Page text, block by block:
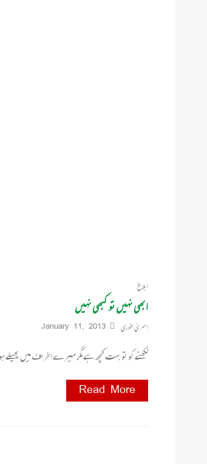
ابلاغ
ابھی نہیں تو کبھی نہیں
اسریٰ غوری January 11, 2013
لکھنے کو تو بہت کچھ ہے مگر میرے اطراف میں
Read More